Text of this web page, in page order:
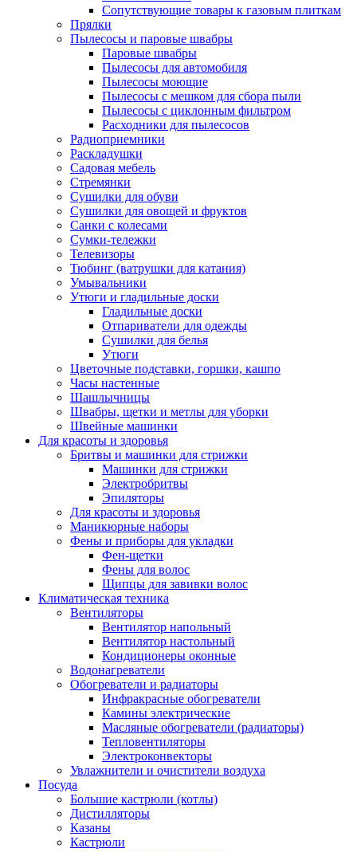
Сопутствующие товары к газовым плиткам
Прялки
Пылесосы и паровые швабры
Паровые швабры
Пылесосы для автомобиля
Пылесосы моющие
Пылесосы с мешком для сбора пыли
Пылесосы с циклонным фильтром
Расходники для пылесосов
Радиоприемники
Раскладушки
Садовая мебель
Стремянки
Сушилки для обуви
Сушилки для овощей и фруктов
Санки с колесами
Сумки-тележки
Телевизоры
Тюбинг (ватрушки для катания)
Умывальники
Утюги и гладильные доски
Гладильные доски
Отпариватели для одежды
Сушилки для белья
Утюги
Цветочные подставки, горшки, кашпо
Часы настенные
Шашлычницы
Швабры, щетки и метлы для уборки
Швейные машинки
Для красоты и здоровья
Бритвы и машинки для стрижки
Машинки для стрижки
Электробритвы
Эпиляторы
Для красоты и здоровья
Маникюрные наборы
Фены и приборы для укладки
Фен-щетки
Фены для волос
Щипцы для завивки волос
Климатическая техника
Вентиляторы
Вентилятор напольный
Вентилятор настольный
Кондиционеры оконные
Водонагреватели
Обогреватели и радиаторы
Инфракрасные обогреватели
Камины электрические
Масляные обогреватели (радиаторы)
Тепловентиляторы
Электроконвекторы
Увлажнители и очистители воздуха
Посуда
Большие кастрюли (котлы)
Дистилляторы
Казаны
Кастрюли